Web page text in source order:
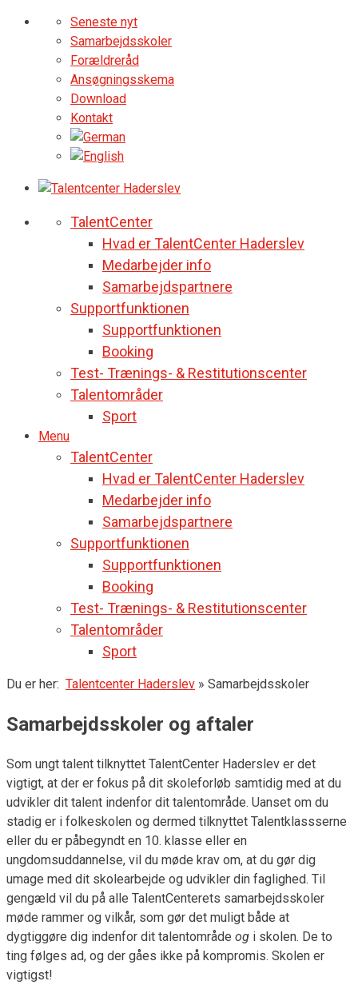
Seneste nyt
Samarbejdsskoler
Forældreråd
Ansøgningsskema
Download
Kontakt
TalentCenter
Hvad er TalentCenter Haderslev
Medarbejder info
Samarbejdspartnere
Supportfunktionen
Supportfunktionen
Booking
Test- Trænings- & Restitutionscenter
Talentområder
Sport
Menu
TalentCenter
Hvad er TalentCenter Haderslev
Medarbejder info
Samarbejdspartnere
Supportfunktionen
Supportfunktionen
Booking
Test- Trænings- & Restitutionscenter
Talentområder
Sport
Du er her: Talentcenter Haderslev » Samarbejdsskoler
Samarbejdsskoler og aftaler
Som ungt talent tilknyttet TalentCenter Haderslev er det
vigtigt, at der er fokus på dit skoleforløb samtidig med at du
udvikler dit talent indenfor dit talentområde. Uanset om du
stadig er i folkeskolen og dermed tilknyttet Talentklassserne
eller du er påbegyndt en 10. klasse eller en
ungdomsuddannelse, vil du møde krav om, at du gør dig
umage med dit skolearbejde og udvikler din faglighed. Til
gengæld vil du på alle TalentCenterets samarbejdsskoler
møde rammer og vilkår, som gør det muligt både at
dygtiggøre dig indenfor dit talentområde og i skolen. De to
ting følges ad, og der gåes ikke på kompromis. Skolen er
vigtigst!